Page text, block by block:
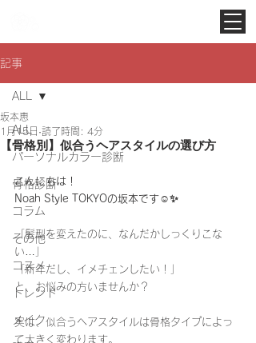
記事
ALL
パーソナルカラー診断
骨格診断
コラム
その他
コスメ
トレンド
メイク
ALL
【骨格別】似合うヘアスタイルの選び方
坂本恵
1月15日 読了時間: 4分
こんにちは！
Noah Style TOKYOの坂本です☺️✨️
「髪型を変えたのに、なんだかしっくりこな
い…」
「新年だし、イメチェンしたい！」
と、お悩みの方いませんか？
実は、似合うヘアスタイルは骨格タイプによっ
て大きく変わります。